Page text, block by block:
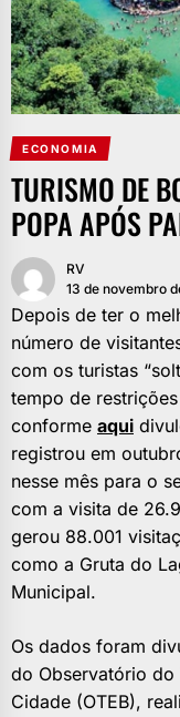
ECONOMIA
TURISMO DE
POPA APÓS
RV
13 de novembro
Depois de ter o
número de
com os turistas
tempo de
conforme aqui
registrou em
nesse mês para o
com a visita de
gerou 88.001
como a Gruta do
Municipal.
Os dados foram
do Observatório do
Cidade (OTEB),